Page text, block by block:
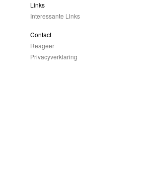
Links
Interessante Links
Contact
Reageer
Privacyverklaring